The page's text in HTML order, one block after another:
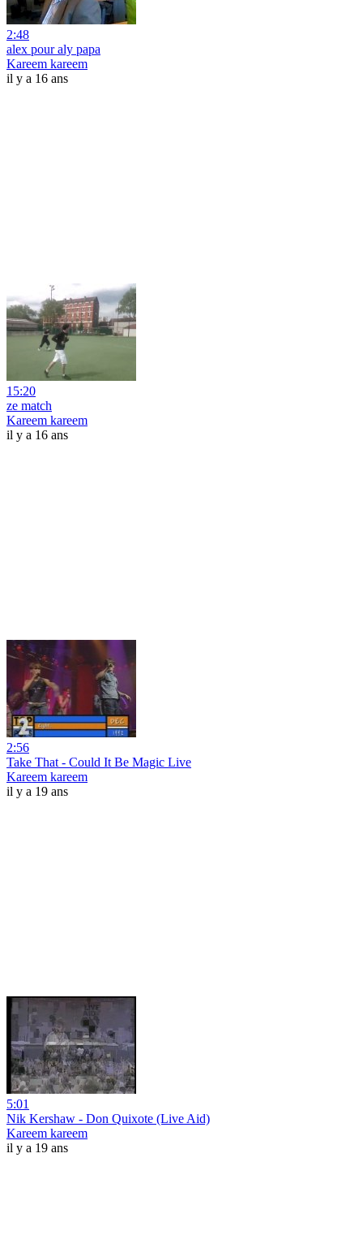
2:48
alex pour aly papa
Kareem kareem
il y a 16 ans
15:20
ze match
Kareem kareem
il y a 16 ans
2:56
Take That - Could It Be Magic Live
Kareem kareem
il y a 19 ans
5:01
Nik Kershaw - Don Quixote (Live Aid)
Kareem kareem
il y a 19 ans